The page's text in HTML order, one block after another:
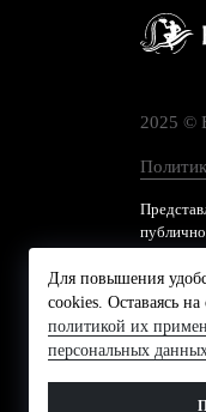
2025 ©
Для повышения
cookies. Оставаясь на
политикой их
персональных